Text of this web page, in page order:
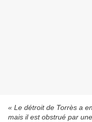
« Le détroit de Torrès a
mais il est obstrué par